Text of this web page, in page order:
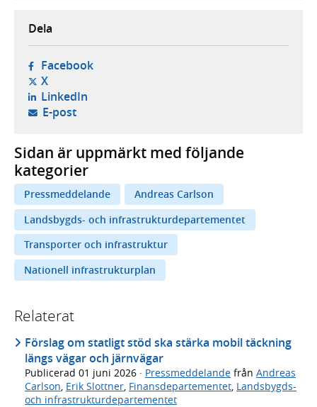
Dela
Facebook- öppnas i ny flik, extern webbplats,
X- öppnas i ny flik, extern webbplats,
LinkedIn- öppnas i ny flik, extern webbplats,
E-post- öppnar din e-postklient,
Sidan är uppmärkt med följande
kategorier
Pressmeddelande
Andreas Carlson
Landsbygds- och infrastrukturdepartementet
Transporter och infrastruktur
Nationell infrastrukturplan
Relaterat
Förslag om statligt stöd ska stärka mobil täckning
längs vägar och järnvägar
Publicerad 01 juni 2026 · Pressmeddelande från Andreas
Carlson, Erik Slottner, Finansdepartementet, Landsbygds-
och infrastrukturdepartementet